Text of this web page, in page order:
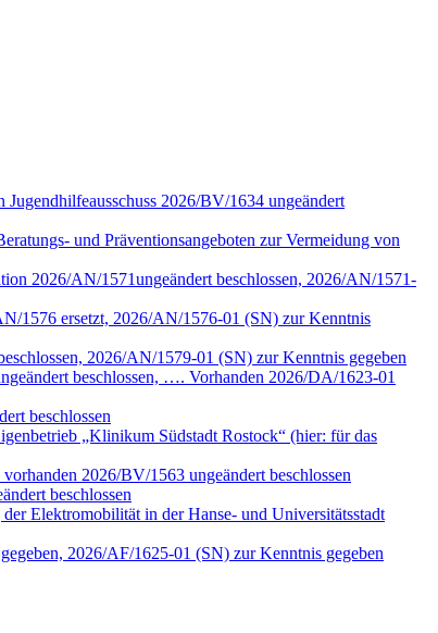
2026/BV/1634 ungeändert
und Präventionsangeboten zur Vermeidung von
2026/AN/1571ungeändert beschlossen, 2026/AN/1571-
1576 ersetzt, 2026/AN/1576-01 (SN) zur Kenntnis
2026/AN/1579-01 (SN) zur Kenntnis gegeben
beschlossen, …. Vorhanden 2026/DA/1623-01
beschlossen
„Klinikum Südstadt Rostock“ (hier: für das
2026/BV/1563 ungeändert beschlossen
beschlossen
Elektromobilität in der Hanse- und Universitätsstadt
2026/AF/1625-01 (SN) zur Kenntnis gegeben